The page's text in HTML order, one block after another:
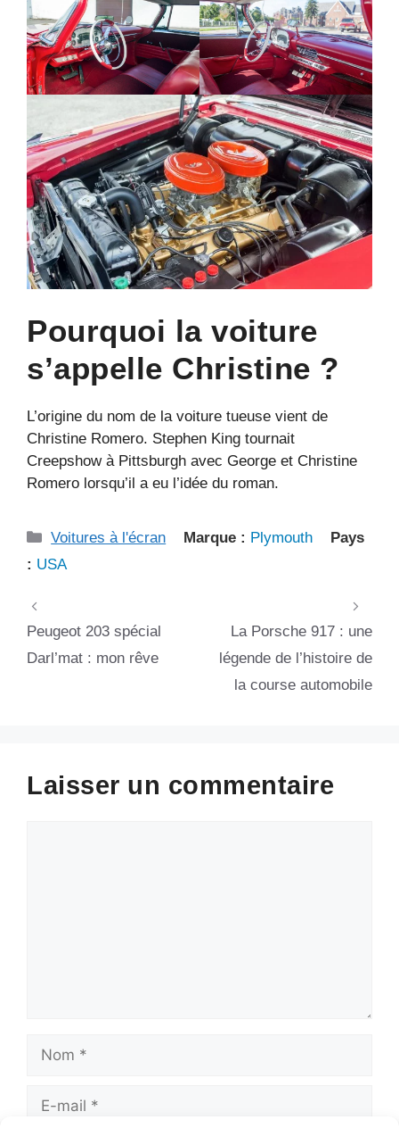
Pourquoi la voiture
s’appelle Christine ?
L’origine du nom de la voiture tueuse vient de
Christine Romero. Stephen King tournait
Creepshow à Pittsburgh avec George et Christine
Romero lorsqu’il a eu l’idée du roman.
Catégories
Voitures à l'écran Marque : Plymouth
Pays
: USA
Peugeot 203 spécial
Darl’mat : mon rêve
La Porsche 917 : une
légende de l’histoire de
la course automobile
Laisser un commentaire